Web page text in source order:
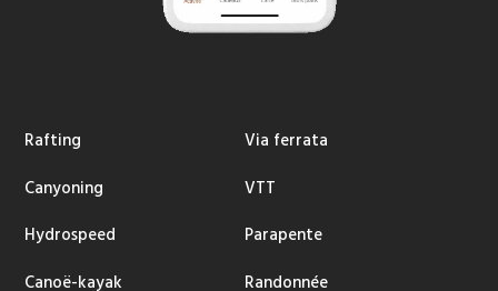
Rafting
Canyoning
Hydrospeed
Canoë-kayak
Via ferrata
VTT
Parapente
Randonnée